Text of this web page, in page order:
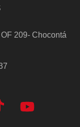
209- Chocontá